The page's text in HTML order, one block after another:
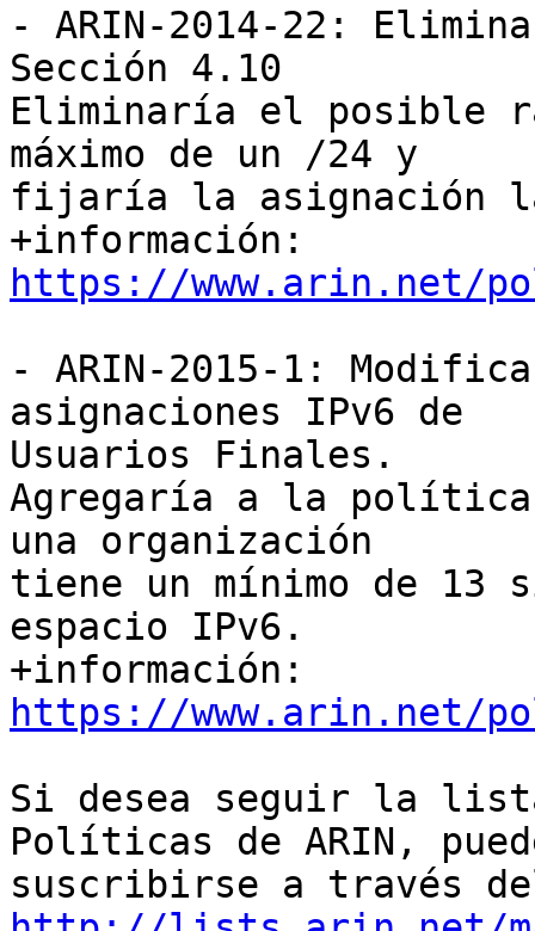
- ARIN-2014-22:
Sección 4.10
Eliminaría el posible
máximo de un /24 y
fijaría la asignación
https://www.arin.net/
- ARIN-2015-1:
asignaciones IPv6 de
Usuarios Finales.
Agregaría a la
una organización
tiene un mínimo de
espacio IPv6.
https://www.arin.net/
Si desea seguir la
Políticas de ARIN,